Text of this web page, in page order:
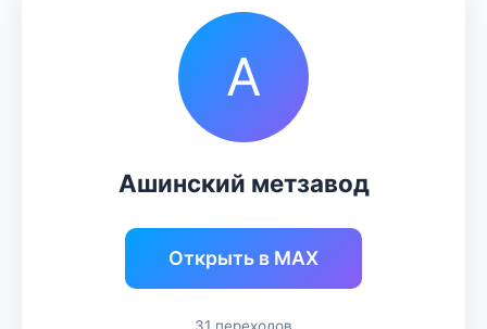
А
Ашинский метзавод
Открыть в MAX